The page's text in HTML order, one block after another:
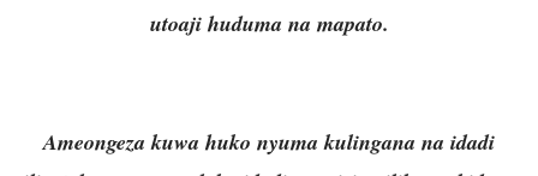
utoaji huduma na mapato.
Ameongeza kuwa huko nyuma kulingana na idadi